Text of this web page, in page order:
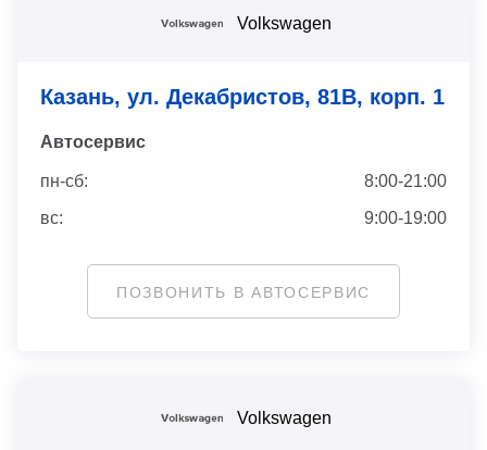
Volkswagen
Казань, ул. Декабристов, 81В, корп. 1
Автосервис
пн-сб:
8:00-21:00
вс:
9:00-19:00
ПОЗВОНИТЬ В АВТОСЕРВИС
Volkswagen